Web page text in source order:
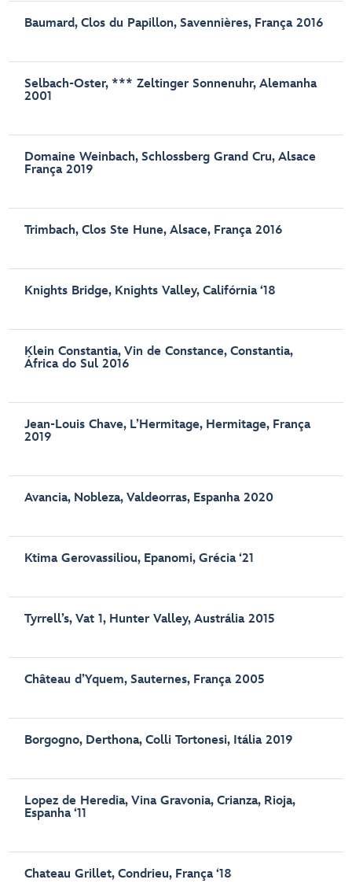
Baumard, Clos du Papillon, Savennières, França 2016
Selbach-Oster, *** Zeltinger Sonnenuhr, Alemanha
2001
Domaine Weinbach, Schlossberg Grand Cru, Alsace
França 2019
Trimbach, Clos Ste Hune, Alsace, França 2016
Knights Bridge, Knights Valley, Califórnia ‘18
Klein Constantia, Vin de Constance, Constantia,
África do Sul 2016
Jean-Louis Chave, L’Hermitage, Hermitage, França
2019
Avancia, Nobleza, Valdeorras, Espanha 2020
Ktima Gerovassiliou, Epanomi, Grécia ‘21
Tyrrell’s, Vat 1, Hunter Valley, Austrália 2015
Château d’Yquem, Sauternes, França 2005
Borgogno, Derthona, Colli Tortonesi, Itália 2019
Lopez de Heredia, Vina Gravonia, Crianza, Rioja,
Espanha ‘11
Chateau Grillet, Condrieu, França ‘18